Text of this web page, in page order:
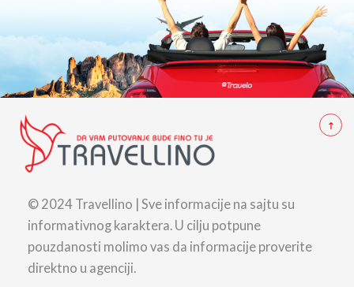
© 2024 Travellino | Sve informacije na sajtu su
informativnog karaktera. U cilju potpune
pouzdanosti molimo vas da informacije proverite
direktno u agenciji.